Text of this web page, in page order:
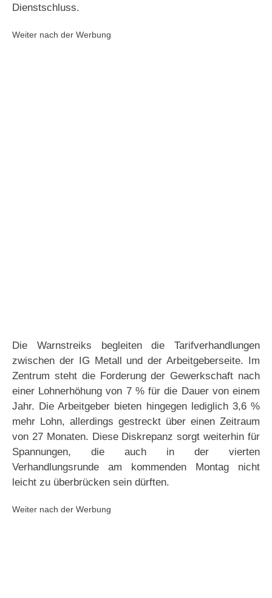
Dienstschluss.
Weiter nach der Werbung
Die Warnstreiks begleiten die Tarifverhandlungen
zwischen der IG Metall und der Arbeitgeberseite. Im
Zentrum steht die Forderung der Gewerkschaft nach
einer Lohnerhöhung von 7 % für die Dauer von einem
Jahr. Die Arbeitgeber bieten hingegen lediglich 3,6 %
mehr Lohn, allerdings gestreckt über einen Zeitraum
von 27 Monaten. Diese Diskrepanz sorgt weiterhin für
Spannungen, die auch in der vierten
Verhandlungsrunde am kommenden Montag nicht
leicht zu überbrücken sein dürften.
Weiter nach der Werbung